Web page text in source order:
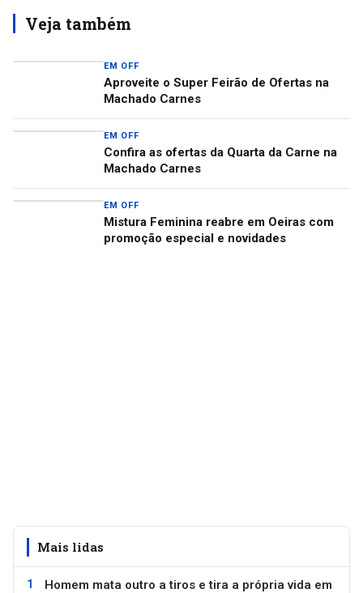
Veja também
EM OFF
Aproveite o Super Feirão de Ofertas na
Machado Carnes
EM OFF
Confira as ofertas da Quarta da Carne na
Machado Carnes
EM OFF
Mistura Feminina reabre em Oeiras com
promoção especial e novidades
Mais lidas
Homem mata outro a tiros e tira a própria vida em